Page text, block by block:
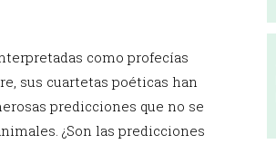
como profecías
sus cuartetas poéticas han
predicciones que no se
¿Son las predicciones